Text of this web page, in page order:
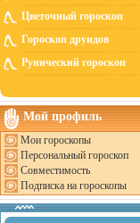
Цветочный гороскоп
Гороскоп друидов
Рунический гороскоп
Мой профиль
Мои гороскопы
Персональный гороскоп
Совместимость
Подписка на гороскопы